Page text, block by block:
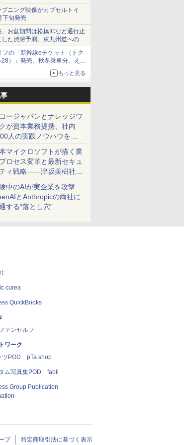
円に
ニング映像がカプセルトイ
下旬発売
お盆期間は松橋ICなど通行止
た渋滞予測。東九州道への迂
実施
フの「新幹線eチケット（トク
）」発売。秋冬乗車分、えき
もっと見る
ージャパンとナレッジワ
が資本業務提携、社内
人の実践ノウハウを生
た「AI商談記録 for
」を展開へ
マイクロソフトが描く業
ロセス変革と最新セキュ
ィ戦略――津坂美樹社長
年度戦略を説明
中のAIが実企業を攻撃
とAnthropicの両社に
する“落とし穴”
curea
QuickBooks
ァンセルフ
ワーク
ツPOD pTa.shop
ム写真集POD fabli
Group Publication
プ 特定商取引法に基づく表示